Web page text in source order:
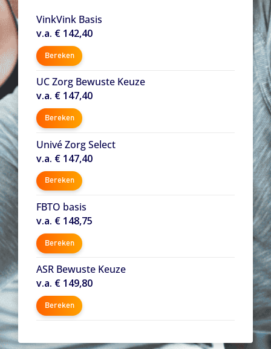
VinkVink Basis
v.a. € 142,40
Bereken
UC Zorg Bewuste Keuze
v.a. € 147,40
Bereken
Univé Zorg Select
v.a. € 147,40
Bereken
FBTO basis
v.a. € 148,75
Bereken
ASR Bewuste Keuze
v.a. € 149,80
Bereken